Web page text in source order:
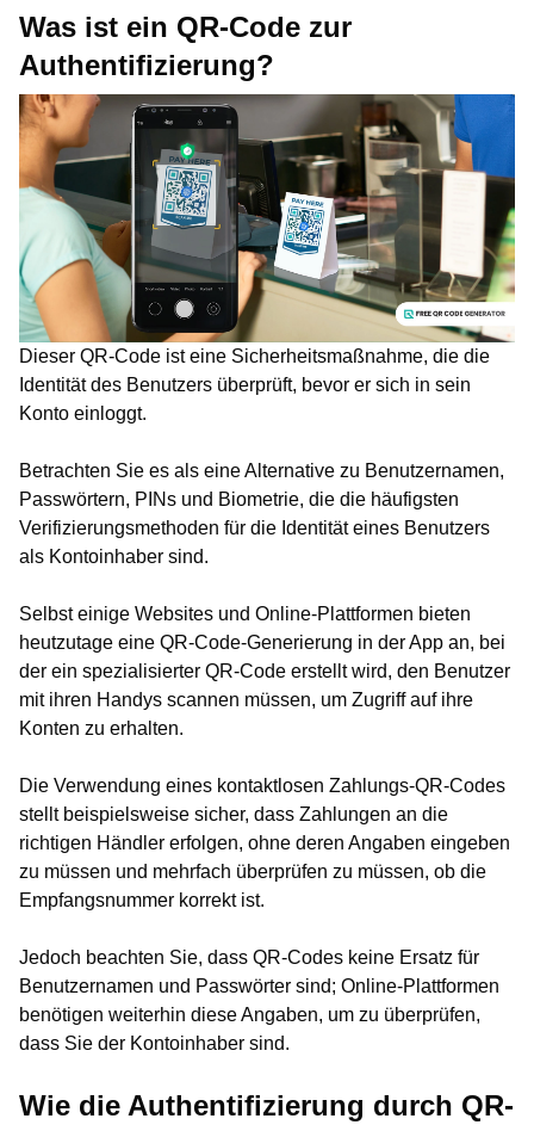
Was ist ein QR-Code zur
Authentifizierung?
Dieser QR-Code ist eine Sicherheitsmaßnahme, die die
Identität des Benutzers überprüft, bevor er sich in sein
Konto einloggt.
Betrachten Sie es als eine Alternative zu Benutzernamen,
Passwörtern, PINs und Biometrie, die die häufigsten
Verifizierungsmethoden für die Identität eines Benutzers
als Kontoinhaber sind.
Selbst einige Websites und Online-Plattformen bieten
heutzutage eine QR-Code-Generierung in der App an, bei
der ein spezialisierter QR-Code erstellt wird, den Benutzer
mit ihren Handys scannen müssen, um Zugriff auf ihre
Konten zu erhalten.
Die Verwendung eines kontaktlosen Zahlungs-QR-Codes
stellt beispielsweise sicher, dass Zahlungen an die
richtigen Händler erfolgen, ohne deren Angaben eingeben
zu müssen und mehrfach überprüfen zu müssen, ob die
Empfangsnummer korrekt ist.
Jedoch beachten Sie, dass QR-Codes keine Ersatz für
Benutzernamen und Passwörter sind; Online-Plattformen
benötigen weiterhin diese Angaben, um zu überprüfen,
dass Sie der Kontoinhaber sind.
Wie die Authentifizierung durch QR-